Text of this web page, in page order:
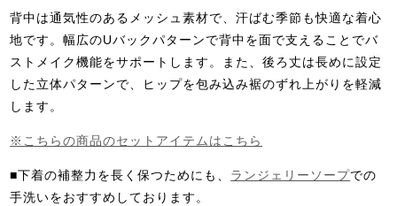
背中は通気性のあるメッシュ素材で、汗ばむ季節も快適な着心
地です。幅広のUバックパターンで背中を面で支えることでバ
ストメイク機能をサポートします。また、後ろ丈は長めに設定
した立体パターンで、ヒップを包み込み裾のずれ上がりを軽減
します。
※こちらの商品のセットアイテムはこちら
■下着の補整力を長く保つためにも、 ランジェリーソープでの
手洗いをおすすめしております。